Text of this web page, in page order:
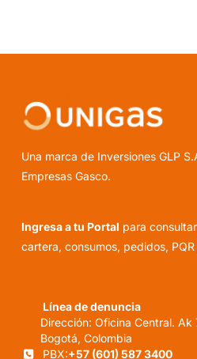
Una marca de Inversiones GLP
Empresas Gasco.
Ingresa a tu Portal para
cartera, consumos, pedidos,
Línea de denuncia
Dirección: Oficina Central. Ak
Bogotá, Colombia
PBX:+57 (601) 587 3400